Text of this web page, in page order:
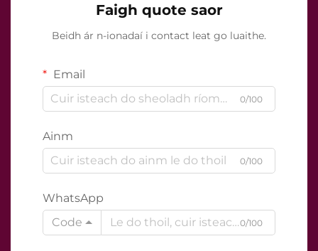
Faigh quote saor
Beidh ár n-ionadaí i contact leat go luaithe.
Email
0/100
Ainm
0/100
WhatsApp
Code
0/100